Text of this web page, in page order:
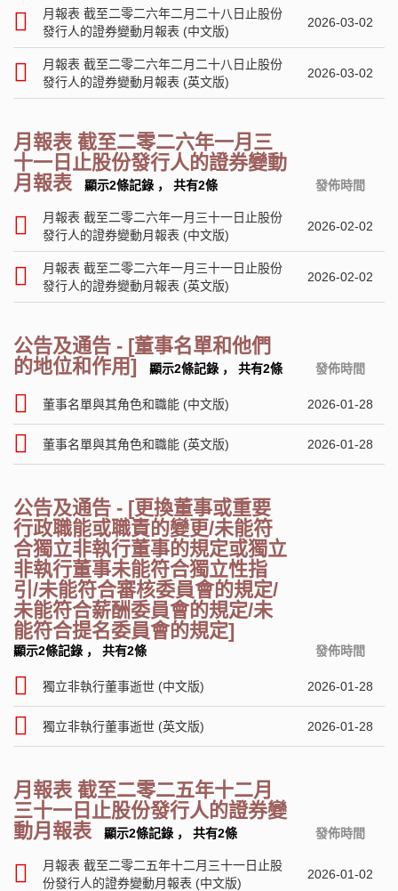
月報表 截至二零二六年二月二十八日止股份
發行人的證券變動月報表 (中文版)
2026-03-02
月報表 截至二零二六年二月二十八日止股份
發行人的證券變動月報表 (英文版)
2026-03-02
月報表 截至二零二六年一月三
十一日止股份發行人的證券變動
月報表
顯示2條記錄 ， 共有2條 發佈時間
月報表 截至二零二六年一月三十一日止股份
發行人的證券變動月報表 (中文版)
2026-02-02
月報表 截至二零二六年一月三十一日止股份
發行人的證券變動月報表 (英文版)
2026-02-02
公告及通告 - [董事名單和他們
的地位和作用]
顯示2條記錄 ， 共有2條 發佈時間
董事名單與其角色和職能 (中文版) 2026-01-28
董事名單與其角色和職能 (英文版) 2026-01-28
公告及通告 - [更換董事或重要
行政職能或職責的變更/未能符
合獨立非執行董事的規定或獨立
非執行董事未能符合獨立性指
引/未能符合審核委員會的規定/
未能符合薪酬委員會的規定/未
能符合提名委員會的規定]
顯示2條記錄 ， 共有2條 發佈時間
獨立非執行董事逝世 (中文版) 2026-01-28
獨立非執行董事逝世 (英文版) 2026-01-28
月報表 截至二零二五年十二月
三十一日止股份發行人的證券變
動月報表
顯示2條記錄 ， 共有2條 發佈時間
月報表 截至二零二五年十二月三十一日止股
份發行人的證券變動月報表 (中文版)
2026-01-02